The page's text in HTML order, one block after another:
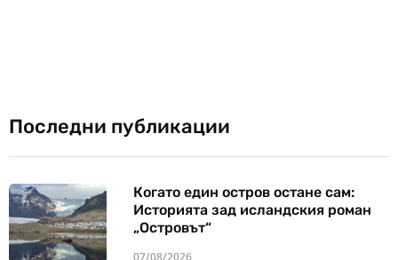
Последни публикации
Когато един остров остане сам:
Историята зад исландския роман
„Островът“